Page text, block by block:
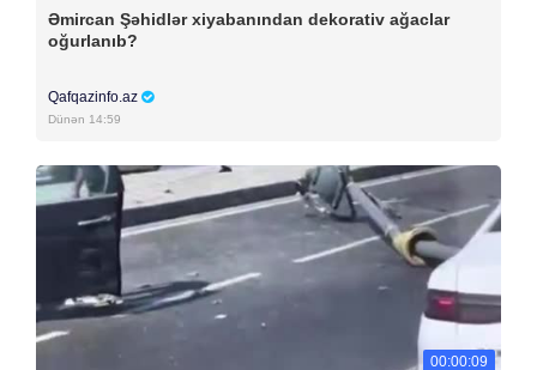
Əmircan Şəhidlər xiyabanından dekorativ ağaclar
oğurlanıb?
Qafqazinfo.az
Dünən 14:59
00:00:09